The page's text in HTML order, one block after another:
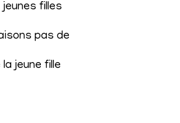
filles
pas de
jeune fille